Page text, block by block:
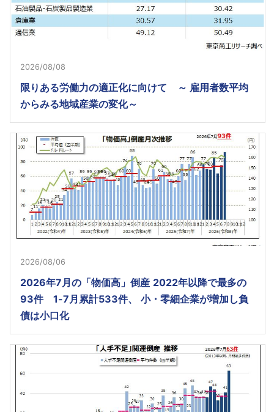
2026/08/08
限りある労働力の適正化に向けて ～ 雇用者数平均
からみる地域産業の変化～
2026/08/06
2026年7月の「物価高」倒産 2022年以降で最多の
93件 1-7月累計533件、 小・零細企業が増加し負
債は小口化